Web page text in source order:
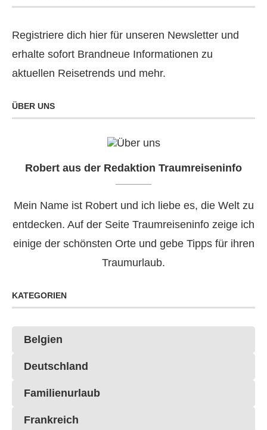
Registriere dich hier für unseren Newsletter und
erhalte sofort Brandneue Informationen zu
aktuellen Reisetrends und mehr.
ÜBER UNS
Robert aus der Redaktion Traumreiseninfo
Mein Name ist Robert und ich liebe es, die Welt zu
entdecken. Auf der Seite Traumreiseninfo zeige ich
einige der schönsten Orte und gebe Tipps für ihren
Traumurlaub.
KATEGORIEN
Belgien
Deutschland
Familienurlaub
Frankreich